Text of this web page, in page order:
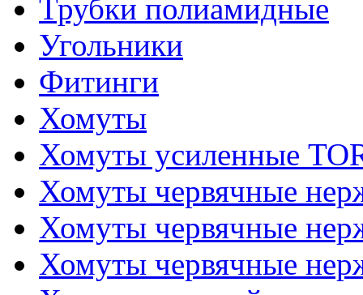
Трубки полиамидные
Угольники
Фитинги
Хомуты
Хомуты усиленные
Хомуты червячные
Хомуты червячные
Хомуты червячные